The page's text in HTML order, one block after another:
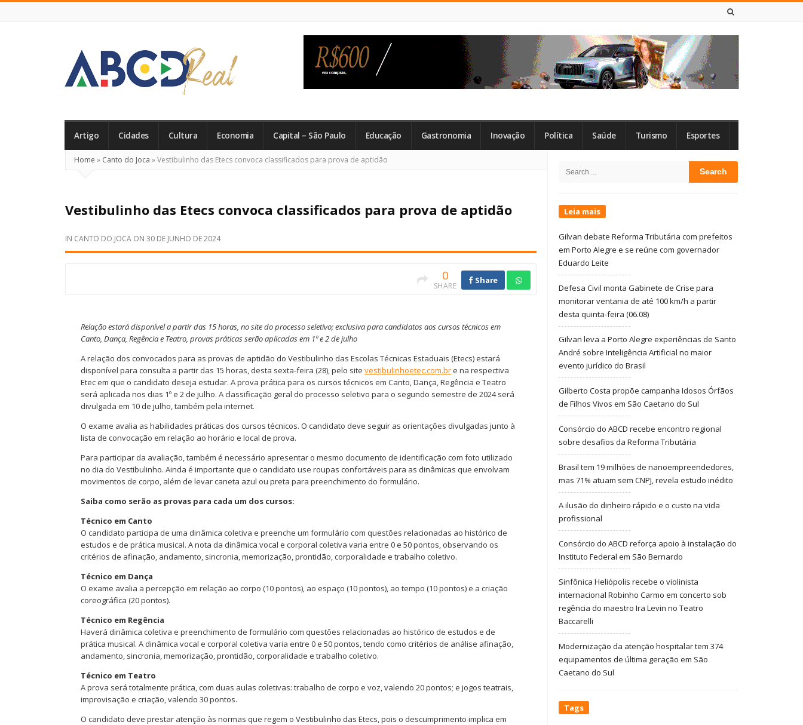
Real
Artigo Cidades Cultura Economia Capital – São Paulo Educação Gastronomia Inovação Política Saúde Turismo Esportes
Home » Canto do Joca »Vestibulinho das Etecs convoca classificados para prova de aptidão
Vestibulinho das Etecs convoca classificados para prova de aptidão
IN CANTO DO JOCA ON 30 DE JUNHO DE 2024
0
SHARE
Share
Relação estará disponível a partir das 15 horas, no site do processo seletivo; exclusiva para candidatos aos cursos técnicos em
Canto, Dança, Regência e Teatro, provas práticas serão aplicadas em 1º e 2 de julho
A relação dos convocados para as provas de aptidão do Vestibulinho das Escolas Técnicas Estaduais (Etecs) estará
disponível para consulta a partir das 15 horas, desta sexta-feira (28), pelo site vestibulinhoetec.com.bre na respectiva
Etec em que o candidato deseja estudar. A prova prática para os cursos técnicos em Canto, Dança, Regência e Teatro
será aplicada nos dias 1º e 2 de julho. A classificação geral do processo seletivo para o segundo semestre de 2024 será
divulgada em 10 de julho, também pela internet.
O exame avalia as habilidades práticas dos cursos técnicos. O candidato deve seguir as orientações divulgadas junto à
lista de convocação em relação ao horário e local de prova.
Para participar da avaliação, também é necessário apresentar o mesmo documento de identificação com foto utilizado
no dia do Vestibulinho. Ainda é importante que o candidato use roupas confortáveis para as dinâmicas que envolvam
movimentos de corpo, além de levar caneta azul ou preta para preenchimento do formulário.
Saiba como serão as provas para cada um dos cursos:
Técnico em Canto
O candidato participa de uma dinâmica coletiva e preenche um formulário com questões relacionadas ao histórico de
estudos e de prática musical. A nota da dinâmica vocal e corporal coletiva varia entre 0 e 50 pontos, observando os
critérios de afinação, andamento, sincronia, memorização, prontidão, corporalidade e trabalho coletivo.
Técnico em Dança
O exame avalia a percepção em relação ao corpo (10 pontos), ao espaço (10 pontos), ao tempo (10 pontos) e a criação
coreográfica (20 pontos).
Técnico em Regência
Haverá dinâmica coletiva e preenchimento de formulário com questões relacionadas ao histórico de estudos e de
prática musical. A dinâmica vocal e corporal coletiva varia entre 0 e 50 pontos, tendo como critérios de análise afinação,
andamento, sincronia, memorização, prontidão, corporalidade e trabalho coletivo.
Técnico em Teatro
A prova será totalmente prática, com duas aulas coletivas: trabalho de corpo e voz, valendo 20 pontos; e jogos teatrais,
improvisação e criação, valendo 30 pontos.
O candidato deve prestar atenção às normas que regem o Vestibulinho das Etecs, pois o descumprimento implica em
Sidebar
Search
Leia mais
Gilvan debate Reforma Tributária com prefeitos
em Porto Alegre e se reúne com governador
Eduardo Leite
Defesa Civil monta Gabinete de Crise para
monitorar ventania de até 100 km/h a partir
desta quinta-feira (06.08)
Gilvan leva a Porto Alegre experiências de Santo
André sobre Inteligência Artificial no maior
evento jurídico do Brasil
Gilberto Costa propõe campanha Idosos Órfãos
de Filhos Vivos em São Caetano do Sul
Consórcio do ABCD recebe encontro regional
sobre desafios da Reforma Tributária
Brasil tem 19 milhões de nanoempreendedores,
mas 71% atuam sem CNPJ, revela estudo inédito
A ilusão do dinheiro rápido e o custo na vida
profissional
Consórcio do ABCD reforça apoio à instalação do
Instituto Federal em São Bernardo
Sinfônica Heliópolis recebe o violinista
internacional Robinho Carmo em concerto sob
regência do maestro Ira Levin no Teatro
Baccarelli
Modernização da atenção hospitalar tem 374
equipamentos de última geração em São
Caetano do Sul
Tags